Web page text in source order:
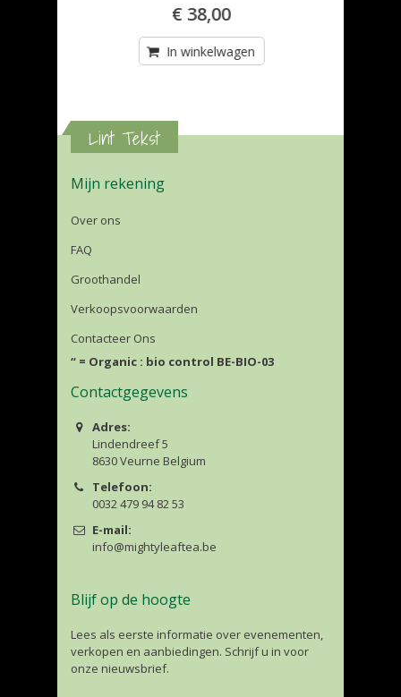
€ 38,00
In winkelwagen
Lint Tekst
Mijn rekening
Over ons
FAQ
Groothandel
Verkoopsvoorwaarden
Contacteer Ons
“ = Organic : bio control BE-BIO-03
Contactgegevens
Adres:
Lindendreef 5
8630 Veurne Belgium
Telefoon:
0032 479 94 82 53
E-mail:
info@mightyleaftea.be
Blijf op de hoogte
Lees als eerste informatie over evenementen,
verkopen en aanbiedingen. Schrijf u in voor
onze nieuwsbrief.